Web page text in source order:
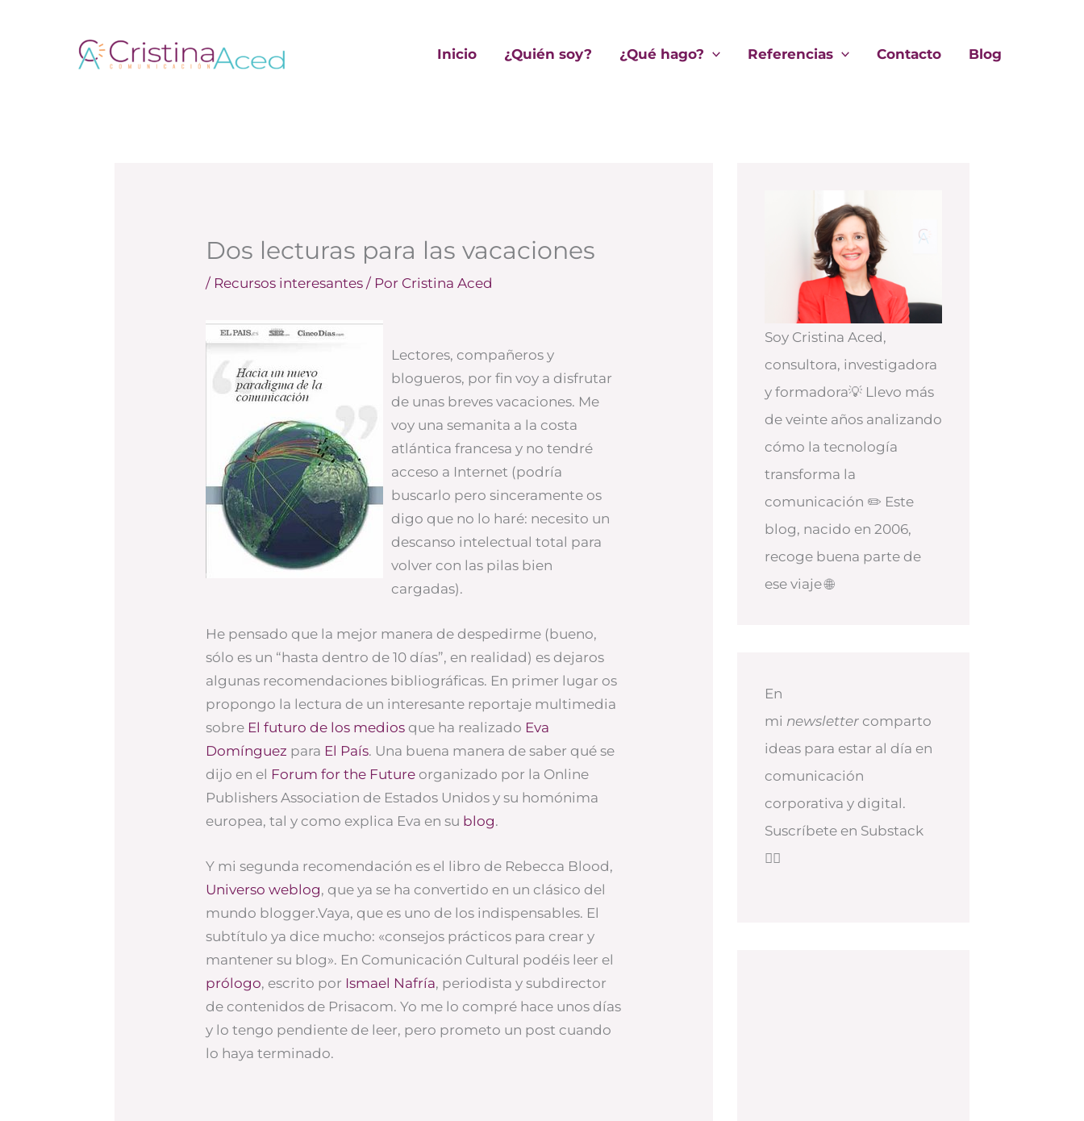
Inicio ¿Quién soy? ¿Qué hago? Referencias Contacto Blog
Dos lecturas para las vacaciones
/ Recursos interesantes / Por Cristina Aced
Lectores, compañeros y
blogueros, por fin voy a disfrutar
de unas breves vacaciones. Me
voy una semanita a la costa
atlántica francesa y no tendré
acceso a Internet (podría
buscarlo pero sinceramente os
digo que no lo haré: necesito un
descanso intelectual total para
volver con las pilas bien
cargadas).
He pensado que la mejor manera de despedirme (bueno,
sólo es un “hasta dentro de 10 días”, en realidad) es dejaros
algunas recomendaciones bibliográficas. En primer lugar os
propongo la lectura de un interesante reportaje multimedia
sobre El futuro de los medios que ha realizado Eva
Domínguez para El País. Una buena manera de saber qué se
dijo en el Forum for the Future organizado por la Online
Publishers Association de Estados Unidos y su homónima
europea, tal y como explica Eva en su blog.
Y mi segunda recomendación es el libro de Rebecca Blood,
Universo weblog, que ya se ha convertido en un clásico del
mundo blogger.Vaya, que es uno de los indispensables. El
subtítulo ya dice mucho: «consejos prácticos para crear y
mantener su blog». En Comunicación Cultural podéis leer el
prólogo, escrito por Ismael Nafría, periodista y subdirector
de contenidos de Prisacom. Yo me lo compré hace unos días
y lo tengo pendiente de leer, pero prometo un post cuando
lo haya terminado.
Soy Cristina Aced,
consultora, investigadora
y formadora💡 Llevo más
de veinte años analizando
cómo la tecnología
transforma la
comunicación ✏️ Este
blog, nacido en 2006,
recoge buena parte de
ese viaje 🌐
En
mi newsletter comparto
ideas para estar al día en
comunicación
corporativa y digital.
Suscríbete en Substack
👇🏻